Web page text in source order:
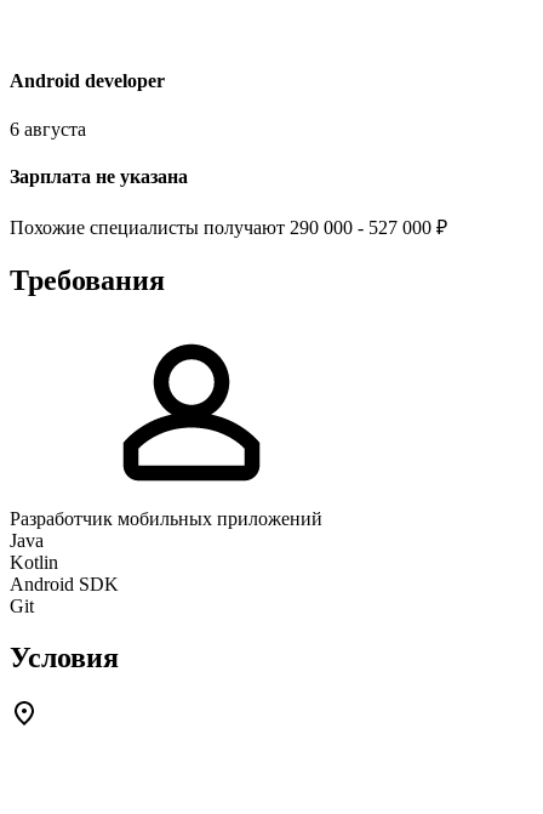
Android developer
6 августа
Зарплата не указана
Похожие специалисты получают 290 000 - 527 000 ₽
Требования
Разработчик мобильных приложений
Java
Kotlin
Android SDK
Git
Условия